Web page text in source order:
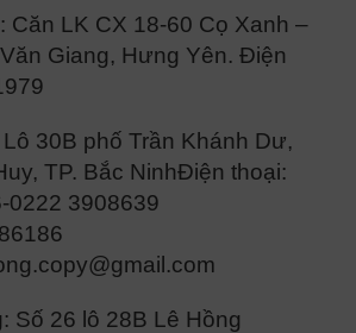
: Căn LK CX 18-60 Cọ Xanh –
Giang, Hưng Yên. Điện
Lô 30B phố Trần Khánh Dư,
TP. Bắc NinhĐiện thoại:
0222 3908639
: Số 26 lô 28B Lê Hồng